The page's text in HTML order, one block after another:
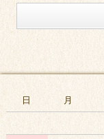
日
月